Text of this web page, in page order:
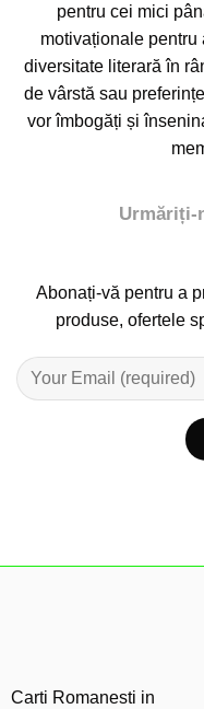
pentru cei mici
motivaționale pentru
diversitate literară în
de vârstă sau
vor îmbogăți și
Urmăriți-
Abonați-vă pentru a
produse, ofertele
Carti Romanesti in